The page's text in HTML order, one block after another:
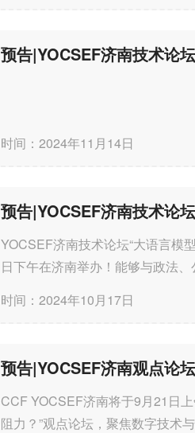
预告|YOCSEF济南技术论
时间：2024年11月14日
YOCSEF济南技术论坛“大语言模
日下午在济南举办！能够与政法
时间：2024年10月17日
预告|YOCSEF济南观点论
CCF YOCSEF济南将于9月21日
阻力？”观点论坛，聚焦数字技术